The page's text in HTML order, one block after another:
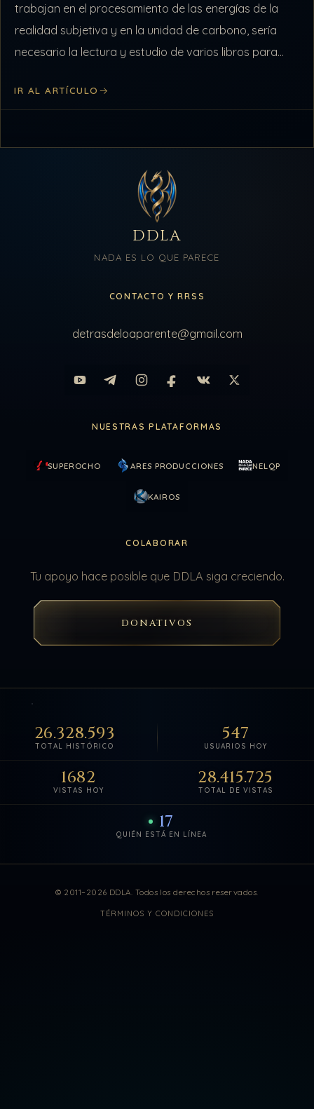
trabajan en el procesamiento de las energías de la
realidad subjetiva y en la unidad de carbono, sería
necesario la lectura y estudio de varios libros para
IR AL ARTÍCULO
DDLA
NADA ES LO QUE PARECE
CONTACTO Y RRSS
detrasdeloaparente@gmail.com
NUESTRAS PLATAFORMAS
SUPEROCHO ARES PRODUCCIONES NELQP
KAIROS
COLABORAR
Tu apoyo hace posible que DDLA siga creciendo.
DONATIVOS
TOTAL HISTÓRICO
26.328.593
USUARIOS HOY
547
VISTAS HOY
1682
TOTAL DE VISTAS
28.415.725
QUIÉN ESTÁ EN LÍNEA
17
© 2011–2026 DDLA. Todos los derechos reservados.
TÉRMINOS Y CONDICIONES